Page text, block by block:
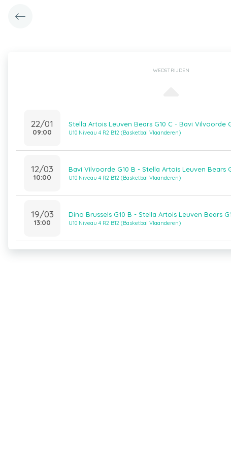
WEDSTRIJDEN
22/01
09:00
Stella Artois Leuven Bears G10 C - Bavi Vilvoorde
U10 Niveau 4 R2 B12 (Basketbal Vlaanderen)
12/03
10:00
Bavi Vilvoorde G10 B - Stella Artois Leuven Bears
U10 Niveau 4 R2 B12 (Basketbal Vlaanderen)
19/03
13:00
Dino Brussels G10 B - Stella Artois Leuven Bears
U10 Niveau 4 R2 B12 (Basketbal Vlaanderen)